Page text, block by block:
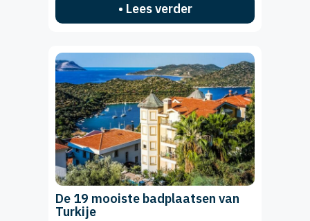
• Lees verder
De 19 mooiste badplaatsen van
Turkije